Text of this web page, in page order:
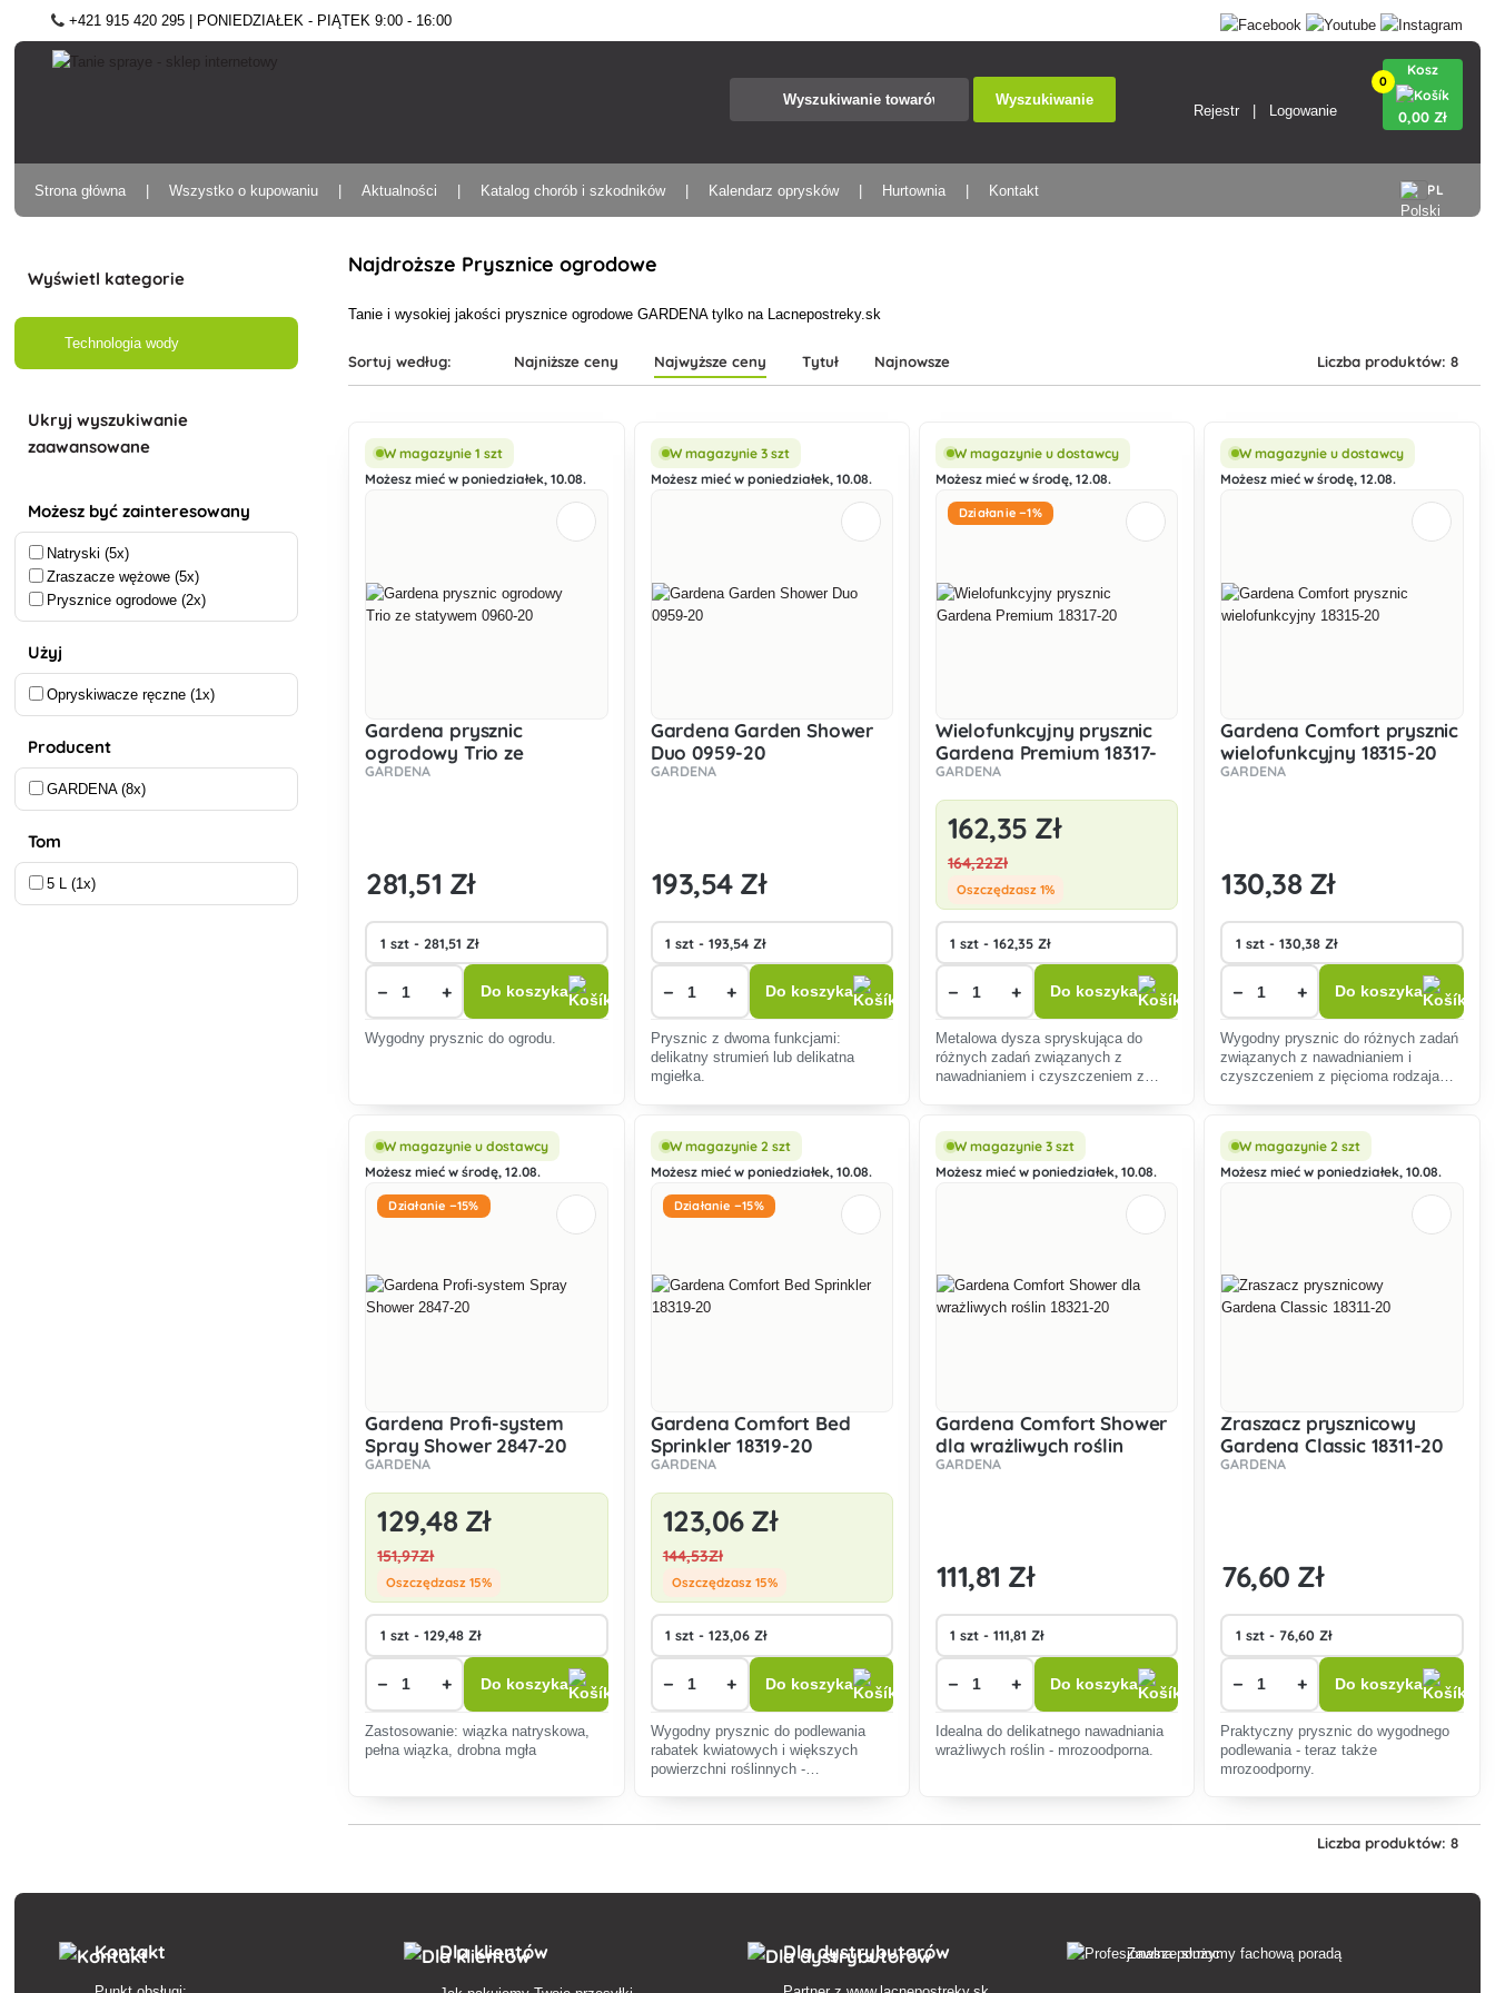
+421 915 420 295 | PONIEDZIAŁEK - PIĄTEK 9:00 - 16:00
Wyszukiwanie
Rejestr Logowanie
0
Kosz
0,00 Zł
PL
Strona główna Wszystko o kupowaniu Aktualności Katalog chorób i szkodników Kalendarz oprysków Hurtownia Kontakt
Wyświetl kategorie
Technologia wody
Ukryj wyszukiwanie
zaawansowane
Możesz być zainteresowany
Natryski (5x)
Zraszacze wężowe (5x)
Prysznice ogrodowe (2x)
Użyj
Opryskiwacze ręczne (1x)
Producent
GARDENA (8x)
Tom
5 L (1x)
Najdroższe Prysznice ogrodowe
Tanie i wysokiej jakości prysznice ogrodowe GARDENA tylko na Lacnepostreky.sk
Sortuj według: Najniższe ceny Najwyższe ceny Tytuł Najnowsze Liczba produktów: 8
W magazynie 1 szt
Możesz mieć w poniedziałek, 10.08.
Gardena prysznic
ogrodowy Trio ze
statywem 0960-20
GARDENA
281,51 Zł
− + Do koszyka
Wygodny prysznic do ogrodu.
W magazynie 3 szt
Możesz mieć w poniedziałek, 10.08.
Gardena Garden Shower
Duo 0959-20
GARDENA
193,54 Zł
− + Do koszyka
Prysznic z dwoma funkcjami:
delikatny strumień lub delikatna
mgiełka.
W magazynie u dostawcy
Możesz mieć w środę, 12.08.
Działanie −1%
Wielofunkcyjny prysznic
Gardena Premium 18317-
20
GARDENA
162,35 Zł
164,22Zł
Oszczędzasz 1%
− + Do koszyka
Metalowa dysza spryskująca do
różnych zadań związanych z
nawadnianiem i czyszczeniem z
W magazynie u dostawcy
Możesz mieć w środę, 12.08.
Gardena Comfort prysznic
wielofunkcyjny 18315-20
GARDENA
130,38 Zł
− + Do koszyka
Wygodny prysznic do różnych zadań
związanych z nawadnianiem i
czyszczeniem z pięcioma rodzajami
W magazynie u dostawcy
Możesz mieć w środę, 12.08.
Działanie −15%
Gardena Profi-system
Spray Shower 2847-20
GARDENA
129,48 Zł
151,97Zł
Oszczędzasz 15%
− + Do koszyka
Zastosowanie: wiązka natryskowa,
pełna wiązka, drobna mgła
W magazynie 2 szt
Możesz mieć w poniedziałek, 10.08.
Działanie −15%
Gardena Comfort Bed
Sprinkler 18319-20
GARDENA
123,06 Zł
144,53Zł
Oszczędzasz 15%
− + Do koszyka
Wygodny prysznic do podlewania
rabatek kwiatowych i większych
powierzchni roślinnych -
W magazynie 3 szt
Możesz mieć w poniedziałek, 10.08.
Gardena Comfort Shower
dla wrażliwych roślin
18321-20
GARDENA
111,81 Zł
− + Do koszyka
Idealna do delikatnego nawadniania
wrażliwych roślin - mrozoodporna.
W magazynie 2 szt
Możesz mieć w poniedziałek, 10.08.
Zraszacz prysznicowy
Gardena Classic 18311-20
GARDENA
76,60 Zł
− + Do koszyka
Praktyczny prysznic do wygodnego
podlewania - teraz także
mrozoodporny.
Liczba produktów: 8
Kontakt Dla klientów Dla dystrybutorów Zawsze służymy fachową poradą